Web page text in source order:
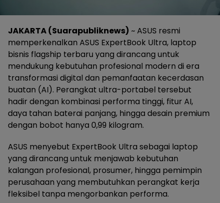
JAKARTA (Suarapubliknews) ~ ASUS resmi
memperkenalkan ASUS ExpertBook Ultra, laptop
bisnis flagship terbaru yang dirancang untuk
mendukung kebutuhan profesional modern di era
transformasi digital dan pemanfaatan kecerdasan
buatan (AI). Perangkat ultra-portabel tersebut
hadir dengan kombinasi performa tinggi, fitur AI,
daya tahan baterai panjang, hingga desain premium
dengan bobot hanya 0,99 kilogram.
ASUS menyebut ExpertBook Ultra sebagai laptop
yang dirancang untuk menjawab kebutuhan
kalangan profesional, prosumer, hingga pemimpin
perusahaan yang membutuhkan perangkat kerja
fleksibel tanpa mengorbankan performa.